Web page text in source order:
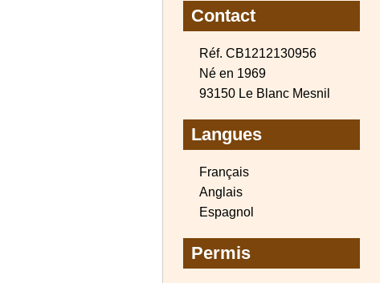
Contact
Réf. CB1212130956
Né en 1969
93150 Le Blanc Mesnil
Langues
Français
Anglais
Espagnol
Permis